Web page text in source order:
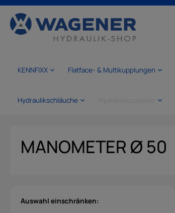
KENNFIXX Flatface- & Multikupplungen
Hydraulikschläuche
MANOMETER Ø 50
Auswahl einschränken: